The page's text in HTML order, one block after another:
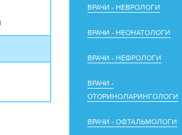
ВРАЧИ - НЕВРОЛОГИ
ВРАЧИ - НЕОНАТОЛОГИ
ВРАЧИ - НЕФРОЛОГИ
ВРАЧИ -
ОТОРИНОЛАРИНГОЛОГИ
ВРАЧИ - ОФТАЛЬМОЛОГИ